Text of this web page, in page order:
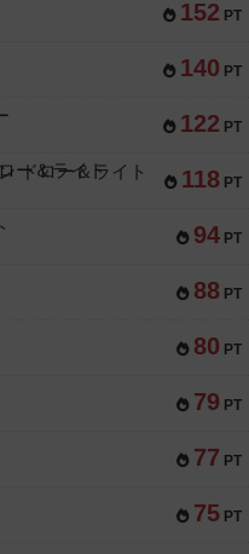
152 PT
140 PT
122 PT
118 PT
ドロー＆ライト
94 PT
88 PT
80 PT
79 PT
77 PT
75 PT